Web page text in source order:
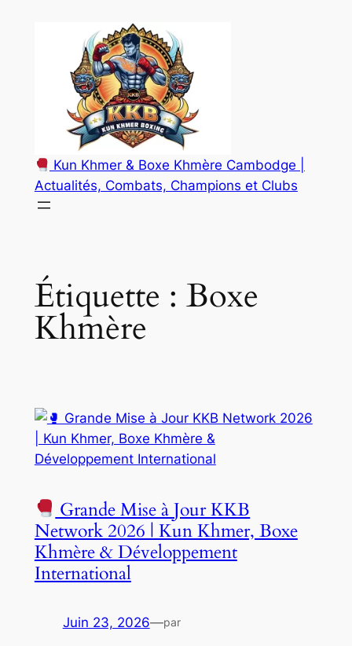
Kun Khmer & Boxe Khmère Cambodge |
Actualités, Combats, Champions et Clubs
Étiquette : Boxe
Khmère
Grande Mise à Jour KKB
Network 2026 | Kun Khmer, Boxe
Khmère & Développement
International
Juin 23, 2026—par